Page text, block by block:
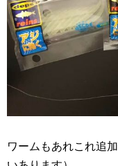
ワームもあれこれ追